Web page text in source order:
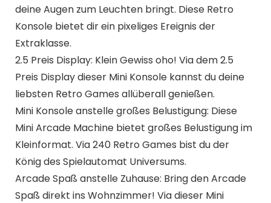
deine Augen zum Leuchten bringt. Diese Retro
Konsole bietet dir ein pixeliges Ereignis der
Extraklasse.
2.5 Preis Display: Klein Gewiss oho! Via dem 2.5
Preis Display dieser Mini Konsole kannst du deine
liebsten Retro Games allüberall genießen.
Mini Konsole anstelle großes Belustigung: Diese
Mini Arcade Machine bietet großes Belustigung im
Kleinformat. Via 240 Retro Games bist du der
König des Spielautomat Universums.
Arcade Spaß anstelle Zuhause: Bring den Arcade
Spaß direkt ins Wohnzimmer! Via dieser Mini